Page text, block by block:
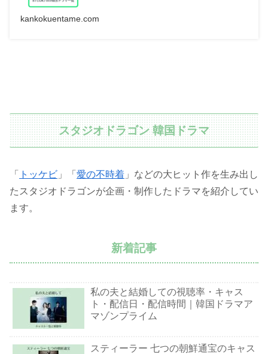
kankokuentame.com
スタジオドラゴン 韓国ドラマ
「 トッケビ 」「 愛の不時着 」などの大ヒット作を生み出し
たスタジオドラゴンが企画・制作したドラマを紹介してい
ます。
新着記事
私の夫と結婚しての視聴率・キャス
ト・配信日・配信時間｜韓国ドラマア
マゾンプライム
スティーラー 七つの朝鮮通宝のキャス